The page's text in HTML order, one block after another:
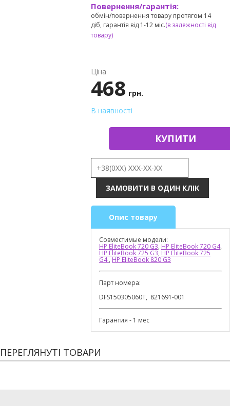
Повернення/гарантія:
обмін/повернення товару протягом 14
діб, гарантія від 1-12 міс.(в залежності від
товару)
Ціна
468 грн.
В наявності
КУПИТИ
Опис товару
Совместимые модели:
HP EliteBook 720 G3, HP EliteBook 720 G4,
HP EliteBook 725 G3, HP EliteBook 725
G4, HP EliteBook 820 G3
Парт номера:
DFS150305060T, 821691-001
Гарантия - 1 мес
ПЕРЕГЛЯНУТІ ТОВАРИ